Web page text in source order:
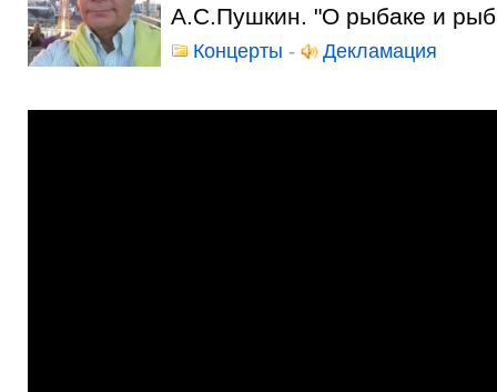
А.С.Пушкин. "О рыбаке и
Концерты - Декламация